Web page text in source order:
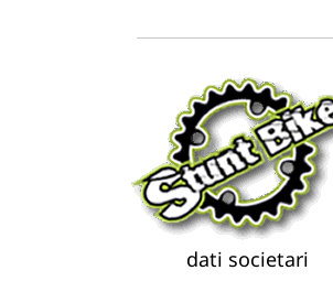
dati societari